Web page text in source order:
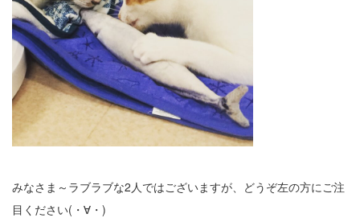
みなさま～ラブラブな2人ではございますが、どうぞ左の方にご注
目ください(・∀・)